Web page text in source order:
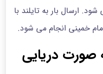
ارسال بار به تایلند با
خمینی انجام می شود.
صورت دریایی